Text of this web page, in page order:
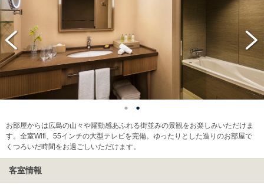
お部屋からは広島の山々や躍動感あふれる街並みの景観をお楽しみいただけま
す。全室Wifi、55インチの大型テレビを完備。ゆったりとした造りのお部屋で
くつろいだ時間をお過ごしいただけます。
客室情報